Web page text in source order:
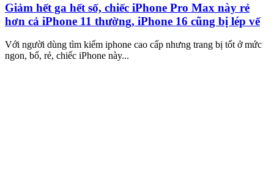
Giảm hết ga hết số, chiếc iPhone Pro Max này rẻ
hơn cả iPhone 11 thường, iPhone 16 cũng bị lép vế
Với người dùng tìm kiếm iphone cao cấp nhưng trang bị tốt ở mức
ngon, bổ, rẻ, chiếc iPhone này...